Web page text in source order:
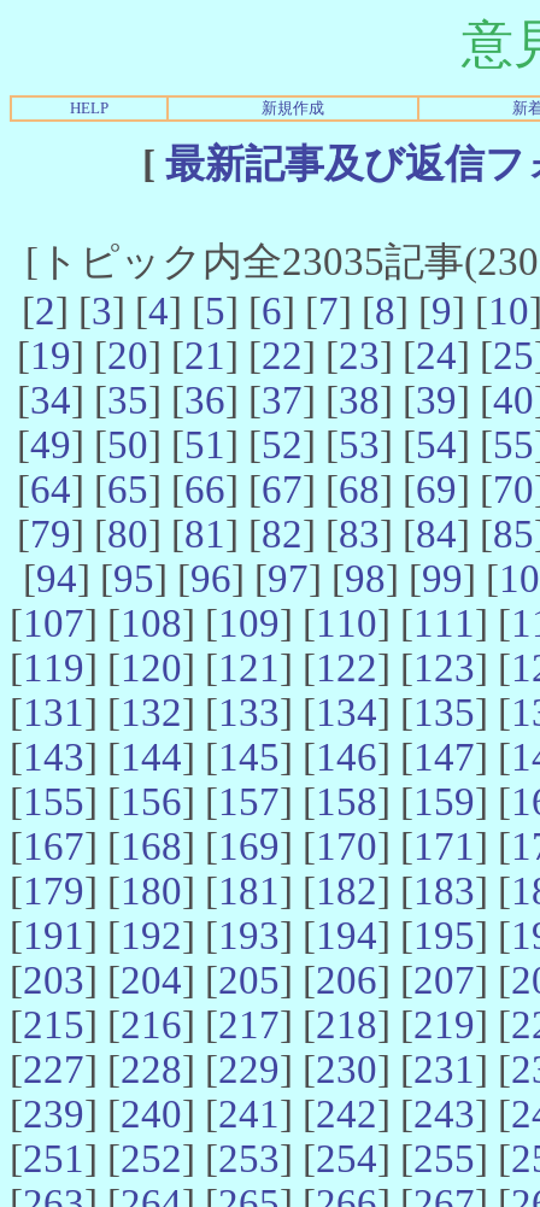
意
HELP 新規作成 新
[ 最新記事及び返信
[トピック内全23035記事
[2] [3] [4] [5] [6] [7] [8] [9] [10
[19] [20] [21] [22] [23] [24] [25
[34] [35] [36] [37] [38] [39] [40
[49] [50] [51] [52] [53] [54] [55
[64] [65] [66] [67] [68] [69] [70
[79] [80] [81] [82] [83] [84] [85
[94] [95] [96] [97] [98] [99] [
[107] [108] [109] [110] [111] [
[119] [120] [121] [122] [123] [
[131] [132] [133] [134] [135] [
[143] [144] [145] [146] [147] [
[155] [156] [157] [158] [159] [
[167] [168] [169] [170] [171] [
[179] [180] [181] [182] [183] [
[191] [192] [193] [194] [195] [
[203] [204] [205] [206] [207] [
[215] [216] [217] [218] [219] [
[227] [228] [229] [230] [231] [
[239] [240] [241] [242] [243] [
[251] [252] [253] [254] [255] [